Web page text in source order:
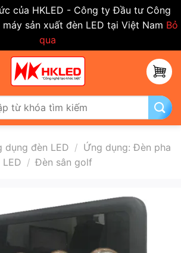
của HKLED - Công ty Đầu tư Công
sản xuất đèn LED tại Việt Nam Bỏ
qua
dụng đèn LED / Ứng dụng: Đèn pha
LED / Đèn sân golf